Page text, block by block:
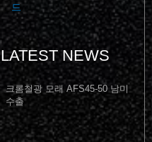
드
LATEST NEWS
크롬철광 모래 AFS45-50 남미
수출